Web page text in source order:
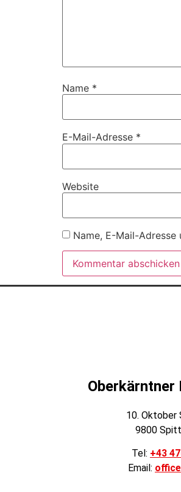
Name *
E-Mail-Adresse *
Website
Name, E-Mail-
Oberkärntner
10. Oktober
9800
Tel: +43
Email: